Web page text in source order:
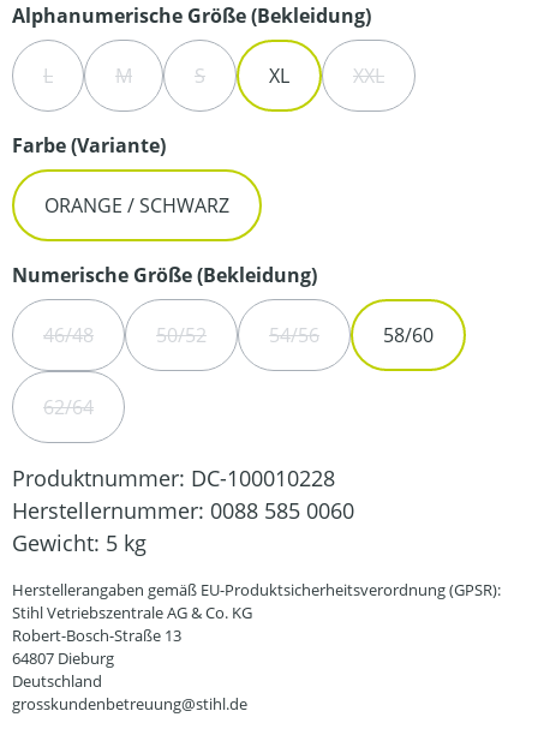
Alphanumerische Größe (Bekleidung)auswählen
L(DIESE OPTION IST ZURZEIT NICHT VERFÜGBAR.)
M(DIESE OPTION IST ZURZEIT NICHT VERFÜGBAR.)
S(DIESE OPTION IST ZURZEIT NICHT
XL XXL(DIESE OPTION IST
Farbe (Variante)auswählen
ORANGE / SCHWARZ
Numerische Größe (Bekleidung)auswählen
46/48(DIESE OPTION IST ZURZEIT NICHT VERFÜGBAR.)
50/52(DIESE OPTION IST ZURZEIT NICHT
54/56(DIESE OPTION IST ZURZEIT
58/60
62/64(DIESE OPTION IST ZURZEIT NICHT VERFÜGBAR.)
Produktnummer: DC-100010228
Herstellernummer: 0088 585 0060
Gewicht: 5 kg
Herstellerangaben gemäß EU-Produktsicherheitsverordnung (GPSR):
Stihl Vetriebszentrale AG & Co. KG
Robert-Bosch-Straße 13
64807 Dieburg
Deutschland
grosskundenbetreuung@stihl.de